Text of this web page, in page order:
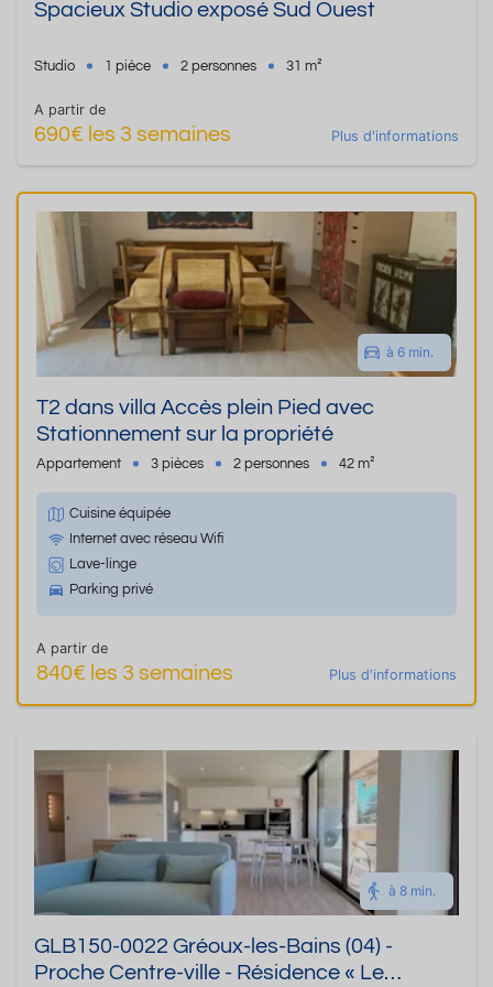
Spacieux Studio exposé Sud Ouest
Studio 1 pièce 2 personnes 31 m²
A partir de
690€ les 3 semaines Plus d'informations
à 6 min.
T2 dans villa Accès plein Pied avec
Stationnement sur la propriété
Appartement 3 pièces 2 personnes 42 m²
Cuisine équipée
Internet avec réseau Wifi
Lave-linge
Parking privé
A partir de
840€ les 3 semaines Plus d'informations
à 8 min.
GLB150-0022 Gréoux-les-Bains (04) -
Proche Centre-ville - Résidence « Le